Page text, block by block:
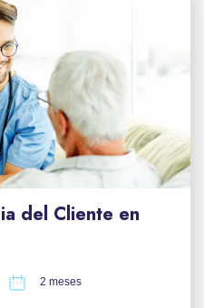
del Cliente en
2 meses